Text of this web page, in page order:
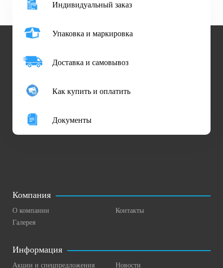
Индивидуальный заказ
Упаковка и маркировка
Доставка и самовывоз
Как купить и оплатить
Документы
Компания
О компании
Галерея
Контакты
Информация
Акции и спецпредложения
Новости